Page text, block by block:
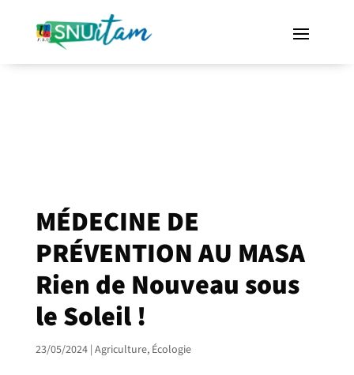
MÉDECINE DE
PRÉVENTION AU MASA
Rien de Nouveau sous
le Soleil !
23/05/2024| Agriculture, Écologie